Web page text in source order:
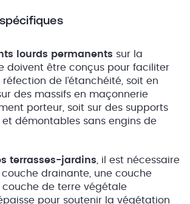
lourds permanents sur la
doivent être conçus pour faciliter
réfection de l’étanchéité, soit en
des massifs en maçonnerie
porteur, soit sur des supports
démontables sans engins de
terrasses-jardins, il est nécessaire
drainante, une couche
de terre végétale
pour soutenir la végétation